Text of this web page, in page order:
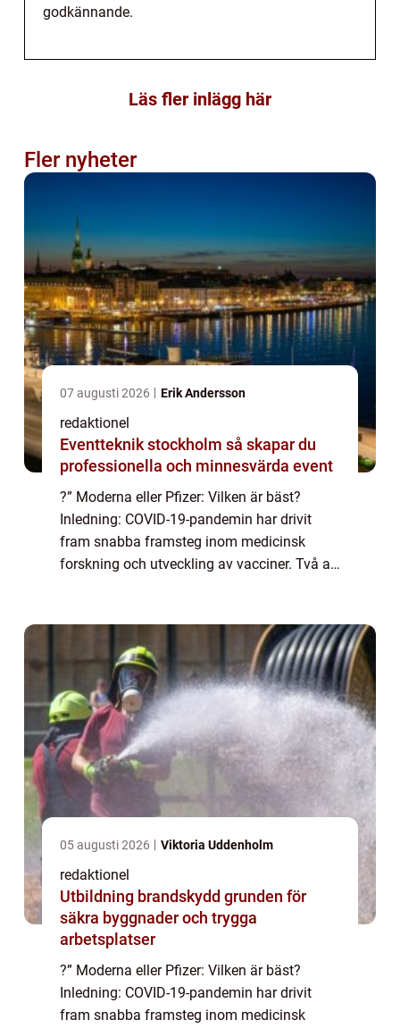
godkännande.
Läs fler inlägg här
Fler nyheter
07 augusti 2026 Erik Andersson
redaktionel
Eventteknik stockholm så skapar du
professionella och minnesvärda event
?” Moderna eller Pfizer: Vilken är bäst?
Inledning: COVID-19-pandemin har drivit
fram snabba framsteg inom medicinsk
forskning och utveckling av vacciner. Två av
05 augusti 2026 Viktoria Uddenholm
redaktionel
Utbildning brandskydd grunden för
säkra byggnader och trygga
arbetsplatser
?” Moderna eller Pfizer: Vilken är bäst?
Inledning: COVID-19-pandemin har drivit
fram snabba framsteg inom medicinsk